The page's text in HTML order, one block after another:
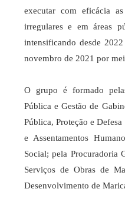
executar com eficácia
irregulares e em áreas
intensificando desde
novembro de 2021 por
O grupo é formado
Pública e Gestão de
Pública, Proteção e
e Assentamentos
Social; pela Procuradoria
Serviços de Obras de
Desenvolvimento de